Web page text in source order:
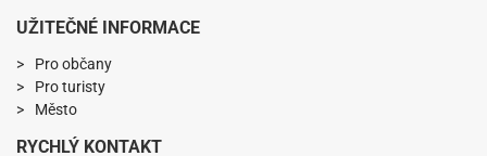
UŽITEČNÉ INFORMACE
Pro občany
Pro turisty
Město
RYCHLÝ KONTAKT